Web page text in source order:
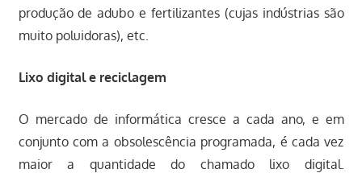
produção de adubo e fertilizantes (cujas indústrias são
muito poluidoras), etc.
Lixo digital e reciclagem
O mercado de informática cresce a cada ano, e em
conjunto com a obsolescência programada, é cada vez
maior a quantidade do chamado lixo digital.